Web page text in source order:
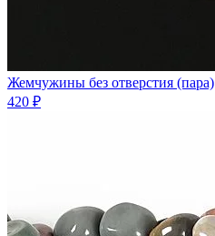
Жемчужины без отверстия (пара)
420 ₽